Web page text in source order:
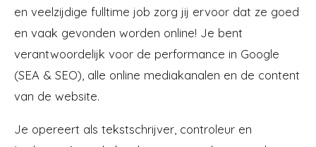
en veelzijdige fulltime job zorg jij ervoor dat ze goed
en vaak gevonden worden online! Je bent
verantwoordelijk voor de performance in Google
(SEA & SEO), alle online mediakanalen en de content
van de website.
Je opereert als tekstschrijver, controleur en